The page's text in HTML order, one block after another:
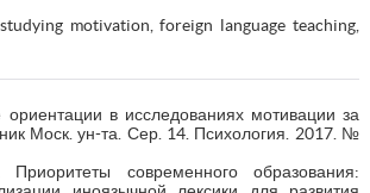
motivation, foreign language teaching,
в исследованиях мотивации за
Моск. ун-та. Сер. 14. Психология. 2017. №
современного образования: